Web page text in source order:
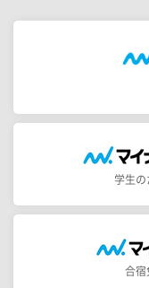
学生の
合宿